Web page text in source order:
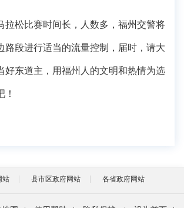
拉松比赛时间长，人数多，福州交警将
路段进行适当的流量控制，届时，请大
好东道主，用福州人的文明和热情为选
！
站 县市区政府网站 各省政府网站